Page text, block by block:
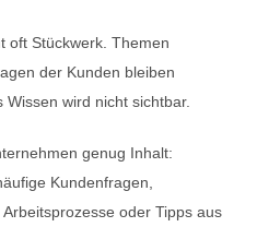
oft Stückwerk. Themen
der Kunden bleiben
wird nicht sichtbar.
genug Inhalt:
Kundenfragen,
oder Tipps aus